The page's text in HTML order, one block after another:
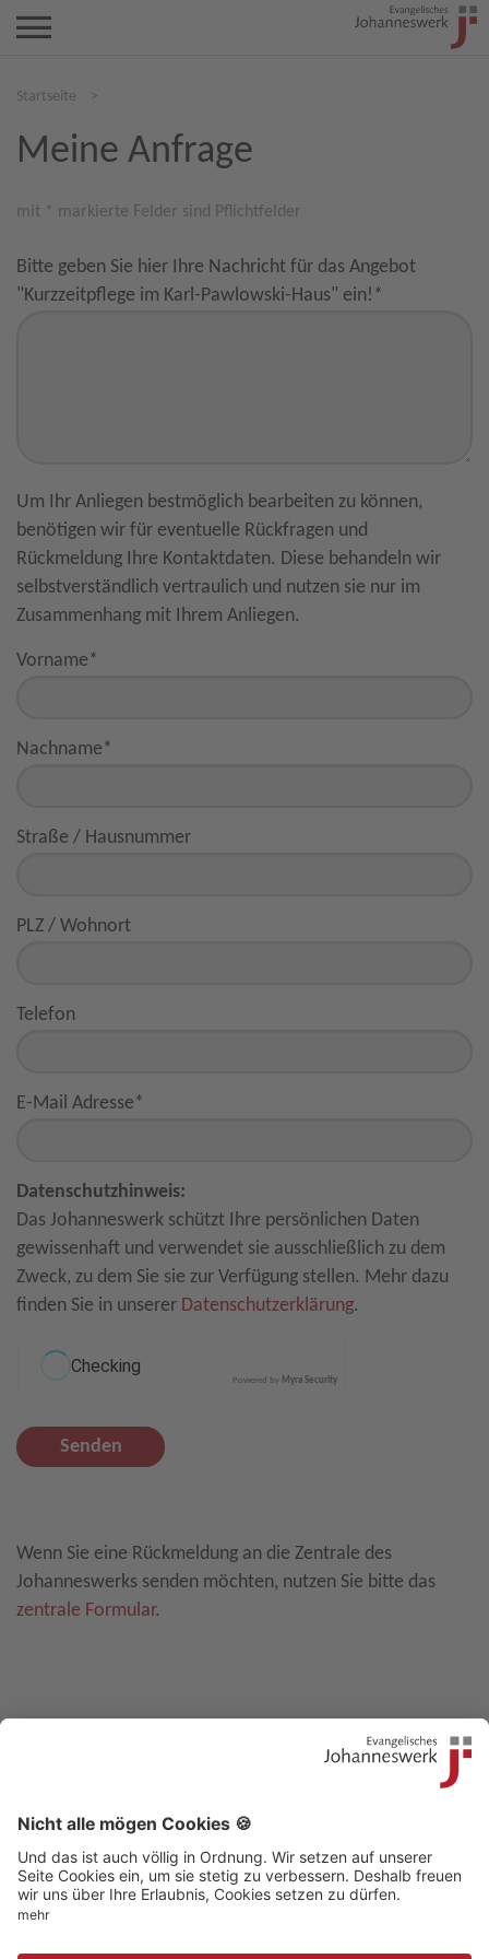
Startseite >
Meine Anfrage
mit * markierte Felder sind Pflichtfelder
Bitte geben Sie hier Ihre Nachricht für das Angebot
"Kurzzeitpflege im Karl-Pawlowski-Haus" ein! *
Um Ihr Anliegen bestmöglich bearbeiten zu können,
benötigen wir für eventuelle Rückfragen und
Rückmeldung Ihre Kontaktdaten. Diese behandeln wir
selbstverständlich vertraulich und nutzen sie nur im
Zusammenhang mit Ihrem Anliegen.
Vorname*
Nachname*
Straße / Hausnummer
PLZ / Wohnort
Telefon
E-Mail Adresse*
Datenschutzhinweis:
Das Johanneswerk schützt Ihre persönlichen Daten
gewissenhaft und verwendet sie ausschließlich zu dem
Zweck, zu dem Sie sie zur Verfügung stellen. Mehr dazu
finden Sie in unserer Datenschutzerklärung.
Powered by Myra Security
Senden
Wenn Sie eine Rückmeldung an die Zentrale des
Johanneswerks senden möchten, nutzen Sie bitte das
zentrale Formular.